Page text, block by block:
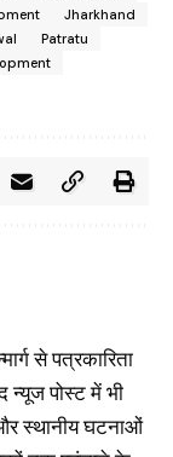
Jharkhand
Patratu
से पत्रकारिता
न्यूज पोस्ट में भी
और स्थानीय घटनाओं